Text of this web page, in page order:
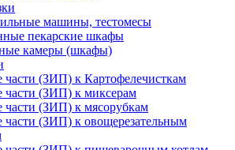
машины, тестомесы
пекарские шкафы
камеры (шкафы)
части (ЗИП) к Картофелечисткам
части (ЗИП) к миксерам
части (ЗИП) к мясорубкам
части (ЗИП) к овощерезательным